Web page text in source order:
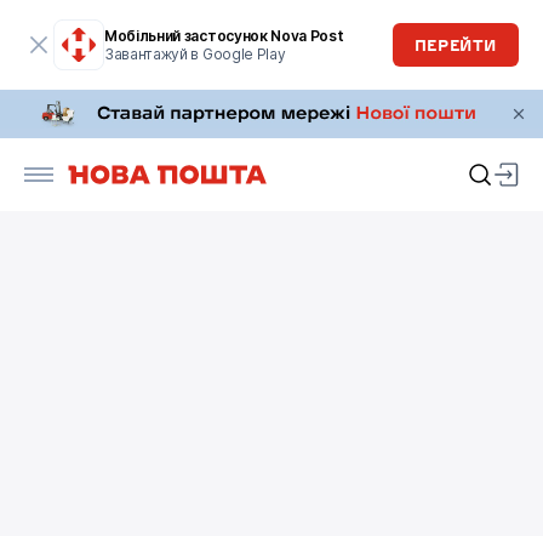
Мобільний застосунок Nova Post
Завантажуй в Google Play
ПЕРЕЙТИ